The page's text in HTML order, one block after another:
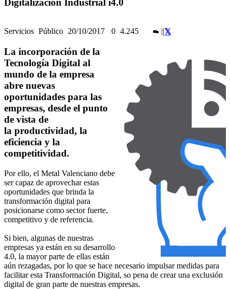
Digitalización Industrial i4.0
Servicios Público 20/10/2017 0 4.245 ||
La incorporación de la
Tecnología Digital al
mundo de la empresa
abre nuevas
oportunidades para las
empresas, desde el punto
de vista de
la productividad, la
eficiencia y la
competitividad.
Por ello, el Metal Valenciano debe
ser capaz de aprovechar estas
oportunidades que brinda la
transformación digital para
posicionarse como sector fuerte,
competitivo y de referencia.
Si bien, algunas de nuestras
empresas ya están en su desarrollo
4.0, la mayor parte de ellas están
aún rezagadas, por lo que se hace necesario impulsar medidas para
facilitar esta Transformación Digital, so pena de crear una exclusión
digital de gran parte de nuestras empresas.